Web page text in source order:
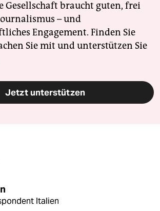
Gesellschaft braucht guten, frei
– und
Engagement. Finden Sie
Sie mit und unterstützen Sie
Jetzt unterstützen
Italien